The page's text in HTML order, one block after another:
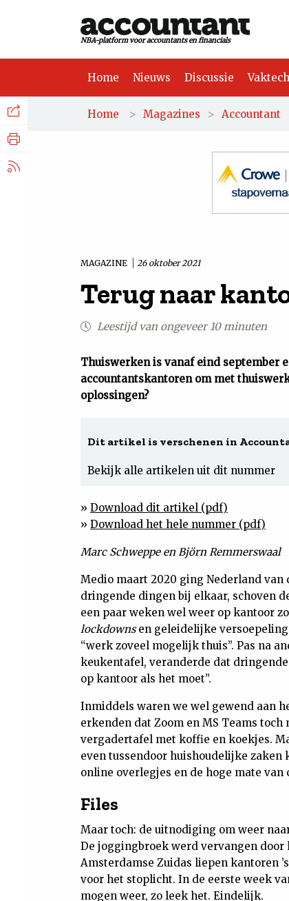
NBA-platform voor accountants en financials
Home Nieuws Discussie
Home > Magazines > Accountant
MAGAZINE 26 oktober 2021
Terug naar
Leestijd van ongeveer 10 minuten
Thuiswerken is vanaf eind september
accountantskantoren om met
oplossingen?
Dit artikel is verschenen in
Bekijk alle artikelen uit dit nummer
» Download dit artikel (pdf)
» Download het hele nummer (pdf)
Marc Schweppe en Björn Remmerswaal
Medio maart 2020 ging Nederland van
dringende dingen bij elkaar, schoven
een paar weken wel weer op kantoor
lockdownsen geleidelijke
“werk zoveel mogelijk thuis”. Pas na
keukentafel, veranderde dat
op kantoor als het moet”.
Inmiddels waren we wel gewend aan
erkenden dat Zoom en MS Teams
vergadertafel met koffie en koekjes.
even tussendoor huishoudelijke zaken
online overlegjes en de hoge mate
Files
Maar toch: de uitnodiging om weer
De joggingbroek werd vervangen
Amsterdamse Zuidas liepen kantoren
voor het stoplicht. In de eerste week
mogen weer, zo leek het. Eindelijk.
Facebook
Nieuws